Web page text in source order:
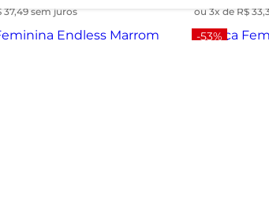
37,49 sem juros ou 3x de R$
-53%